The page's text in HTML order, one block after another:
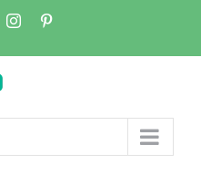
instagram